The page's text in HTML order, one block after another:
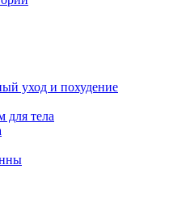
уход и похудение
для тела